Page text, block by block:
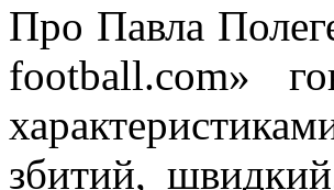
Про Павла
football.com»
збитий,